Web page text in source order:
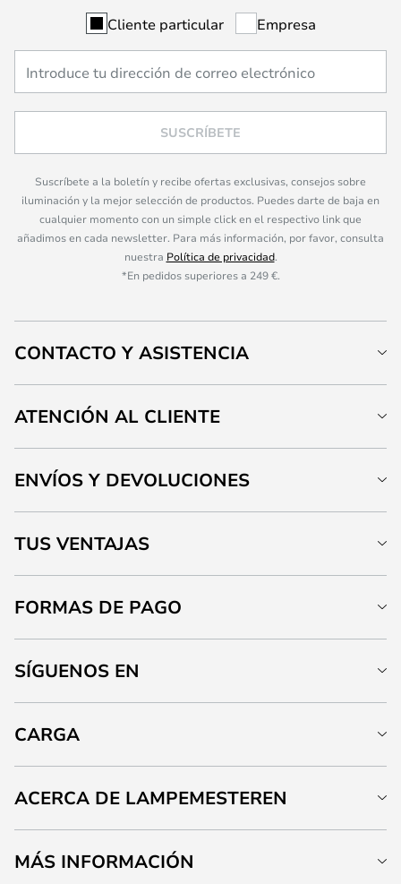
Cliente particular Empresa
SUSCRÍBETE
Suscríbete a la boletín y recibe ofertas exclusivas, consejos sobre
iluminación y la mejor selección de productos. Puedes darte de baja en
cualquier momento con un simple click en el respectivo link que
añadimos en cada newsletter. Para más información, por favor, consulta
nuestra Política de privacidad.
*En pedidos superiores a 249 €.
CONTACTO Y ASISTENCIA
ATENCIÓN AL CLIENTE
ENVÍOS Y DEVOLUCIONES
TUS VENTAJAS
FORMAS DE PAGO
SÍGUENOS EN
CARGA
ACERCA DE LAMPEMESTEREN
MÁS INFORMACIÓN